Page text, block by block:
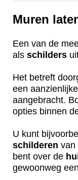
Muren
Een van de
als schilders
Het betreft
een
aangebracht.
opties binnen
U kunt
schilderen van
bent over de
gewoonweg